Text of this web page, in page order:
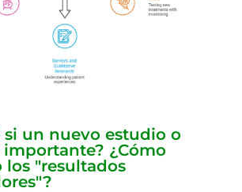
si un nuevo estudio o
¿Cómo
"resultados